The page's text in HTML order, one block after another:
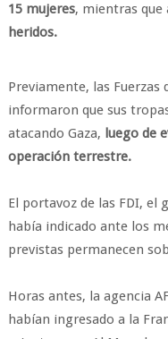
15 mujeres, mientras que
heridos.
Previamente, las Fuerzas
informaron que sus
atacando Gaza, luego de
operación terrestre.
El portavoz de las FDI, el
había indicado ante los
previstas permanecen
Horas antes, la agencia
habían ingresado a la